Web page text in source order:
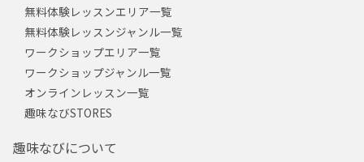
無料体験レッスンエリア一覧
無料体験レッスンジャンル一覧
ワークショップエリア一覧
ワークショップジャンル一覧
オンラインレッスン一覧
趣味なびSTORES
趣味なびについて